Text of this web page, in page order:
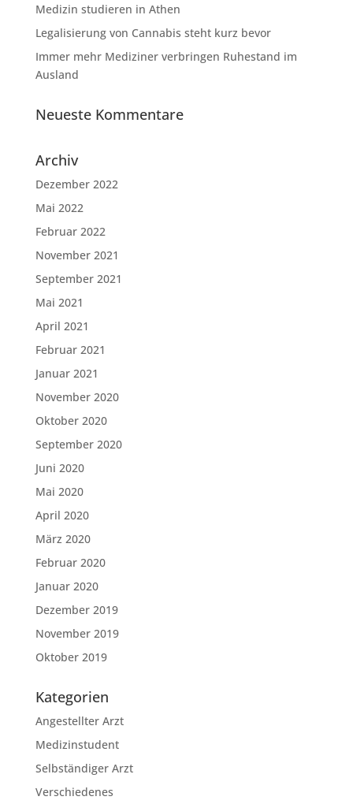
Medizin studieren in Athen
Legalisierung von Cannabis steht kurz bevor
Immer mehr Mediziner verbringen Ruhestand im
Ausland
Neueste Kommentare
Archiv
Dezember 2022
Mai 2022
Februar 2022
November 2021
September 2021
Mai 2021
April 2021
Februar 2021
Januar 2021
November 2020
Oktober 2020
September 2020
Juni 2020
Mai 2020
April 2020
März 2020
Februar 2020
Januar 2020
Dezember 2019
November 2019
Oktober 2019
Kategorien
Angestellter Arzt
Medizinstudent
Selbständiger Arzt
Verschiedenes